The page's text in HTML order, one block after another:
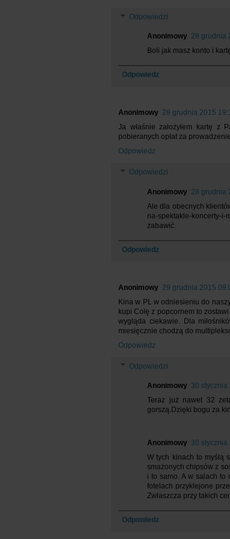
Odpowiedzi
Anonimowy 28 grudnia
Boli jak masz konto i
Odpowiedz
Anonimowy 28 grudnia 2015
Ja właśnie założyłem kartę
pobieranych opłat za
Odpowiedz
Odpowiedzi
Anonimowy 28 grudnia
Ale dla obecnych
na-spektakle-koncerty-
zabawić.
Odpowiedz
Anonimowy 29 grudnia 2015
Kina w PL w odniesieniu do
kupi Colę z popcornem to
wygląda ciekawie. Dla
miesięcznie chodzą do
Odpowiedz
Odpowiedzi
Anonimowy 30 stycznia
Teraz już nawet 32
gorszą.Dzięki bogu za
Anonimowy 30 stycznia
W tych kinach to myślą
smażonych chipsów z
i to samo. A w salach to
fotelach przyklejone
Zwłaszcza przy takich
Odpowiedz